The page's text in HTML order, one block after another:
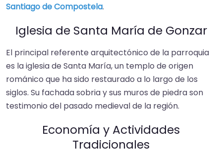
Santiago de Compostela.
Iglesia de Santa María de Gonzar
El principal referente arquitectónico de la parroquia
es la iglesia de Santa María, un templo de origen
románico que ha sido restaurado a lo largo de los
siglos. Su fachada sobria y sus muros de piedra son
testimonio del pasado medieval de la región.
Economía y Actividades
Tradicionales